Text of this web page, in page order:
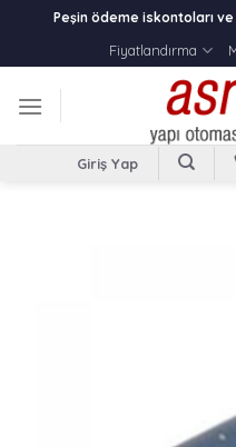
content
Peşin ödeme iskontoları
Fiyatlandırma
Giriş Yap